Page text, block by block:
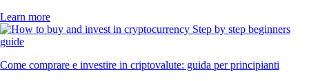
Learn more
Come comprare e investire in criptovalute: guida per principianti